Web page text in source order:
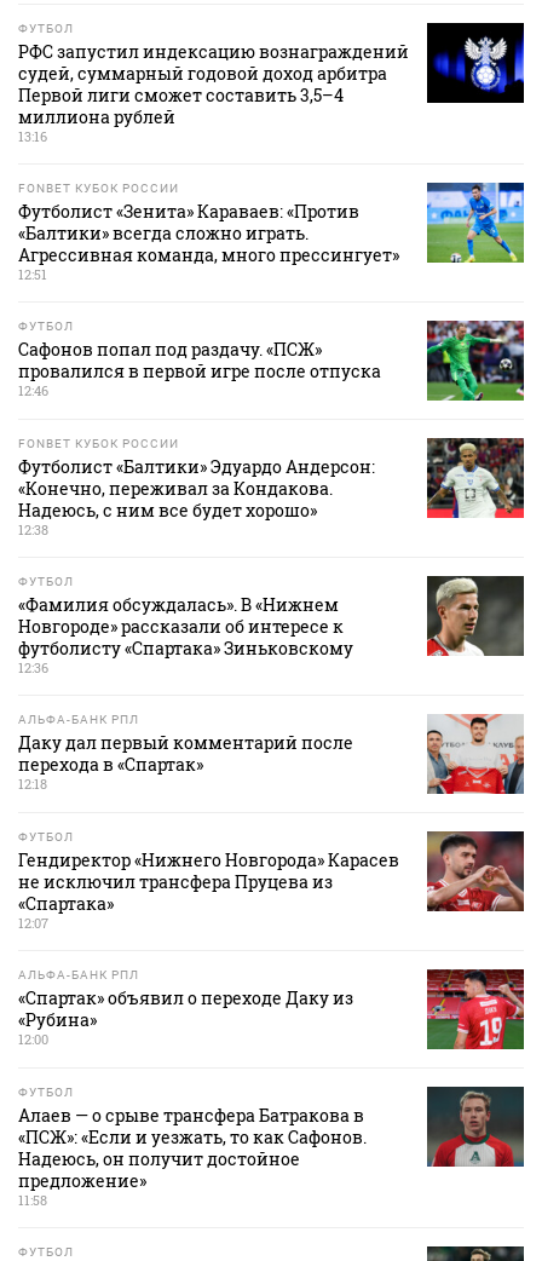
ФУТБОЛ
РФС запустил индексацию вознаграждений
судей, суммарный годовой доход арбитра
Первой лиги сможет составить 3,5–4
миллиона рублей
13:16
FONBET КУБОК РОССИИ
Футболист «Зенита» Караваев: «Против
«Балтики» всегда сложно играть.
Агрессивная команда, много прессингует»
12:51
ФУТБОЛ
Сафонов попал под раздачу. «ПСЖ»
провалился в первой игре после отпуска
12:46
FONBET КУБОК РОССИИ
Футболист «Балтики» Эдуардо Андерсон:
«Конечно, переживал за Кондакова.
Надеюсь, с ним все будет хорошо»
12:38
ФУТБОЛ
«Фамилия обсуждалась». В «Нижнем
Новгороде» рассказали об интересе к
футболисту «Спартака» Зиньковскому
12:36
АЛЬФА-БАНК РПЛ
Даку дал первый комментарий после
перехода в «Спартак»
12:18
ФУТБОЛ
Гендиректор «Нижнего Новгорода» Карасев
не исключил трансфера Пруцева из
«Спартака»
12:07
АЛЬФА-БАНК РПЛ
«Спартак» объявил о переходе Даку из
«Рубина»
12:00
ФУТБОЛ
Алаев — о срыве трансфера Батракова в
«ПСЖ»: «Если и уезжать, то как Сафонов.
Надеюсь, он получит достойное
предложение»
11:58
ФУТБОЛ